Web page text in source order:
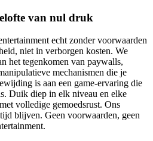
van nul druk
echt zonder voorwaarden
niet in verborgen kosten. We
het tegenkomen van paywalls,
mechanismen die je
is aan een game-ervaring die
Duik diep in elk niveau en elke
met volledige gemoedsrust. Ons
blijven. Geen voorwaarden, geen